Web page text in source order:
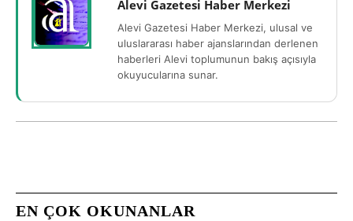
Alevi Gazetesi Haber Merkezi
Alevi Gazetesi Haber Merkezi, ulusal ve
uluslararası haber ajanslarından derlenen
haberleri Alevi toplumunun bakış açısıyla
okuyucularına sunar.
EN ÇOK OKUNANLAR